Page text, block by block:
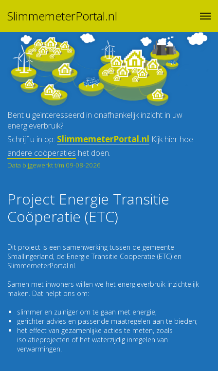
SlimmemeterPortal.nl
Bent u geïnteresseerd in onafhankelijk inzicht in uw
energieverbruik?
Schrijf u in op: SlimmemeterPortal.nl Kijk hier hoe
andere coöperaties het doen.
Data bijgewerkt t/m 09-08-2026
Project Energie Transitie
Coöperatie (ETC)
Dit project is een samenwerking tussen de gemeente
Smallingerland, de Energie Transitie Coöperatie (ETC) en
SlimmemeterPortal.nl.
Samen met inwoners willen we het energieverbruik inzichtelijk
maken. Dat helpt ons om:
slimmer en zuiniger om te gaan met energie;
gerichter advies en passende maatregelen aan te bieden;
het effect van gezamenlijke acties te meten, zoals
isolatieprojecten of het waterzijdig inregelen van
verwarmingen.